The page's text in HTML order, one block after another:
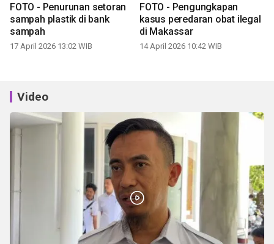
FOTO - Penurunan setoran
sampah plastik di bank
sampah
17 April 2026 13:02 WIB
FOTO - Pengungkapan
kasus peredaran obat ilegal
di Makassar
14 April 2026 10:42 WIB
Video